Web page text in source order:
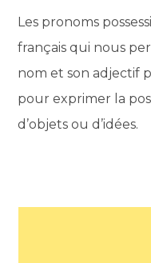
Les pronoms
français qui nous
nom et son adjectif
pour exprimer la
d’objets ou d’idées.